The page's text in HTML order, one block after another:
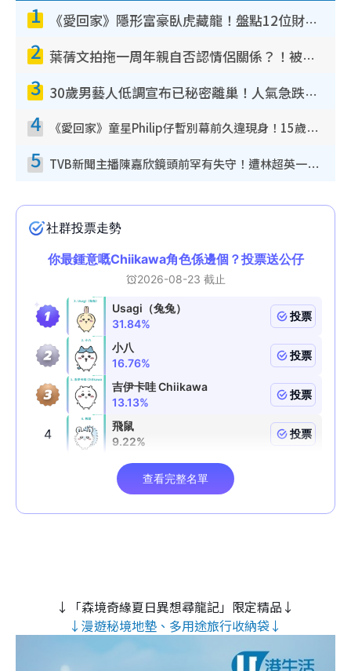
1 《愛回家》隱形富豪臥虎藏龍！盤點12位財氣逼人的有錢藝人：呢位靚女3億身家唔憂做
2 葉蒨文拍拖一周年親自否認情侶關係？！被質疑感情造假竟稱GM「普通同事」
3 30歲男藝人低調宣布已秘密離巢！人氣急跌變失蹤人口︰「這幾年過得並不容易」
4 《愛回家》童星Philip仔暫別幕前久違現身！15歲近況暴風長高蛻變帥氣少男
5 TVB新聞主播陳嘉欣鏡頭前罕有失守！遭林超英一句說話突襲嚇親當場大笑
↓「森境奇緣夏日異想尋龍記」限定精品↓
↓漫遊秘境地墊、多用途旅行收納袋↓